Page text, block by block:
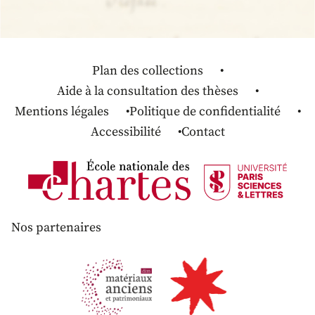
Plan des collections
Aide à la consultation des thèses
Mentions légales
Politique de confidentialité
Accessibilité
Contact
Nos partenaires